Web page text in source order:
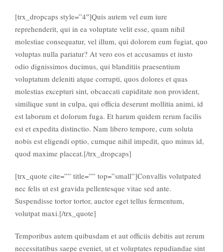
[trx_dropcaps style=”4″]Quis autem vel eum iure
reprehenderit, qui in ea voluptate velit esse, quam nihil
molestiae consequatur, vel illum, qui dolorem eum fugiat, quo
voluptas nulla pariatur? At vero eos et accusamus et iusto
odio dignissimos ducimus, qui blanditiis praesentium
voluptatum deleniti atque corrupti, quos dolores et quas
molestias excepturi sint, obcaecati cupiditate non provident,
similique sunt in culpa, qui officia deserunt mollitia animi, id
est laborum et dolorum fuga. Et harum quidem rerum facilis
est et expedita distinctio. Nam libero tempore, cum soluta
nobis est eligendi optio, cumque nihil impedit, quo minus id,
quod maxime placeat.[/trx_dropcaps]
[trx_quote cite=”” title=”” top=”small”]Convallis volutpated
nec felis ut est gravida pellentesque vitae sed ante.
Suspendisse tortor tortor, auctor eget tellus fermentum,
volutpat maxi.[/trx_quote]
Temporibus autem quibusdam et aut officiis debitis aut rerum
necessitatibus saepe eveniet, ut et voluptates repudiandae sint